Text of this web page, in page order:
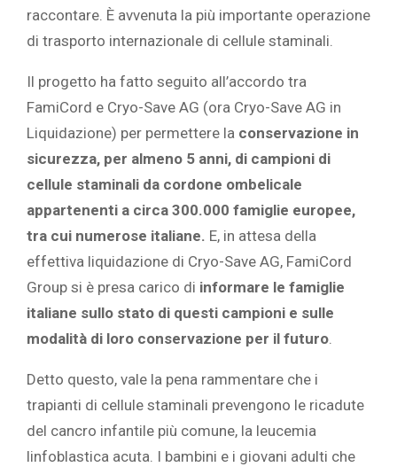
raccontare. È avvenuta la più importante operazione
di trasporto internazionale di cellule staminali.
Il progetto ha fatto seguito all’accordo tra
FamiCord e Cryo-Save AG (ora Cryo-Save AG in
Liquidazione) per permettere la conservazione in
sicurezza, per almeno 5 anni, di campioni di
cellule staminali da cordone ombelicale
appartenenti a circa 300.000 famiglie europee,
tra cui numerose italiane. E, in attesa della
effettiva liquidazione di Cryo-Save AG, FamiCord
Group si è presa carico di informare le famiglie
italiane sullo stato di questi campioni e sulle
modalità di loro conservazione per il futuro.
Detto questo, vale la pena rammentare che i
trapianti di cellule staminali prevengono le ricadute
del cancro infantile più comune, la leucemia
linfoblastica acuta. I bambini e i giovani adulti che